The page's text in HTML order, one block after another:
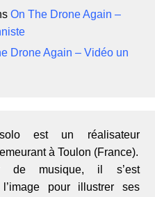
On The Drone Again –
Drone Again – Vidéo un
est un réalisateur
à Toulon (France).
de musique, il s’est
pour illustrer ses